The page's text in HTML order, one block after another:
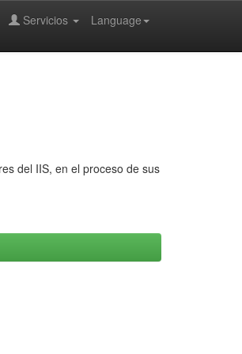
Language
Servicios
del IIS, en el proceso de sus